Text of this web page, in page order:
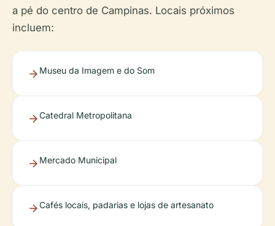
a pé do centro de Campinas. Locais próximos
incluem:
Museu da Imagem e do Som
Catedral Metropolitana
Mercado Municipal
Cafés locais, padarias e lojas de artesanato